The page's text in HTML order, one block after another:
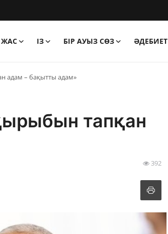
ЖАС ІЗ БІР АУЫЗ СӨЗ ӘДЕБИЕТ
адам – бақытты адам»
тапқан
392